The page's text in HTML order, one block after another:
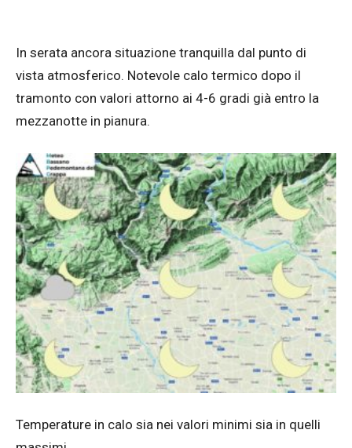
In serata ancora situazione tranquilla dal punto di
vista atmosferico. Notevole calo termico dopo il
tramonto con valori attorno ai 4-6 gradi già entro la
mezzanotte in pianura.
Temperature in calo sia nei valori minimi sia in quelli